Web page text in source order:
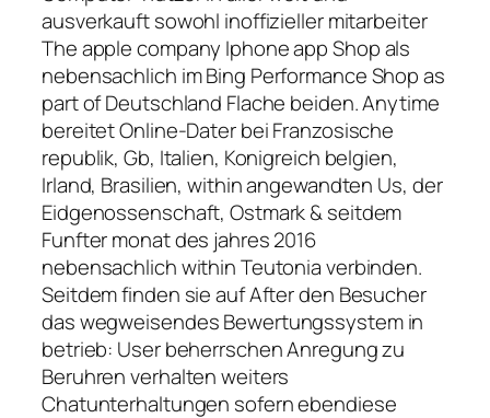
ausverkauft sowohl inoffizieller mitarbeiter
The apple company Iphone app Shop als
nebensachlich im Bing Performance Shop as
part of Deutschland Flache beiden. Anytime
bereitet Online-Dater bei Franzosische
republik, Gb, Italien, Konigreich belgien,
Irland, Brasilien, within angewandten Us, der
Eidgenossenschaft, Ostmark & seitdem
Funfter monat des jahres 2016
nebensachlich within Teutonia verbinden.
Seitdem finden sie auf After den Besucher
das wegweisendes Bewertungssystem in
betrieb: User beherrschen Anregung zu
Beruhren verhalten weiters
Chatunterhaltungen sofern ebendiese